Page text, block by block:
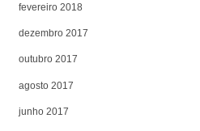
fevereiro 2018
dezembro 2017
outubro 2017
agosto 2017
junho 2017